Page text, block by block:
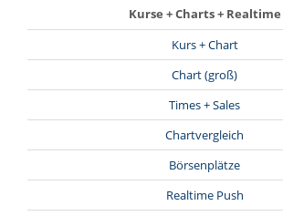
Kurse + Charts + Realtime
Kurs + Chart
Chart (groß)
Times + Sales
Chartvergleich
Börsenplätze
Realtime Push